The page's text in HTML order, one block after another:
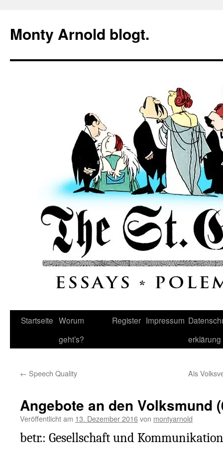
springen
Monty Arnold blogt.
Startseite Worum
geht’s?
Register Impressum
erklärung
← Speech Quality Als
Angebote an den Volksmund
Veröffentlicht am 13. Dezember 2016von montyarnold
betr.: Gesellschaft und Kommunikation